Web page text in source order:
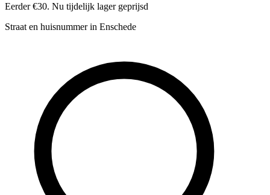
Eerder €30. Nu tijdelijk lager geprijsd
Straat en huisnummer in Enschede